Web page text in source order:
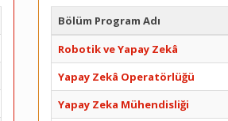
Bölüm Program Adı
Robotik ve Yapay Zekâ
Yapay Zekâ Operatörlüğü
Yapay Zeka Mühendisliği